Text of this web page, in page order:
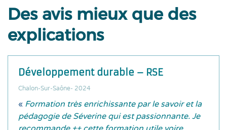
Des avis mieux que des
explications
Développement durable – RSE
Chalon-Sur-Saône- 2024
« Formation très enrichissante par le savoir et la
pédagogie de Séverine qui est passionnante. Je